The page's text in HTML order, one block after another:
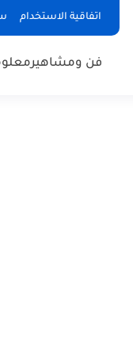
اتفاقية الاستخدام
فن ومشاهير